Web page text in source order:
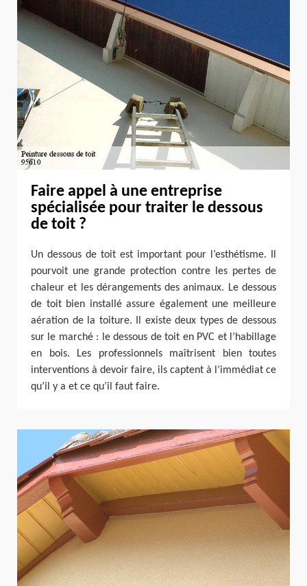
Faire appel à une entreprise
spécialisée pour traiter le dessous
de toit ?
Un dessous de toit est important pour l’esthétisme. Il
pourvoit une grande protection contre les pertes de
chaleur et les dérangements des animaux. Le dessous
de toit bien installé assure également une meilleure
aération de la toiture. Il existe deux types de dessous
sur le marché : le dessous de toit en PVC et l’habillage
en bois. Les professionnels maîtrisent bien toutes
interventions à devoir faire, ils captent à l’immédiat ce
qu’il y a et ce qu’il faut faire.